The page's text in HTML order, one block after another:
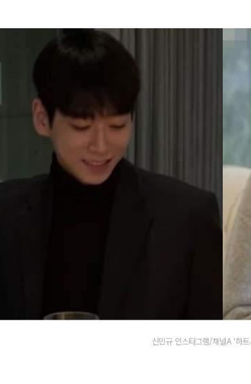
신민규 인스타그램/채널A '하